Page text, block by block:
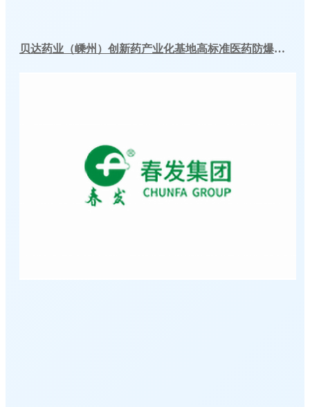
贝达药业（嵊州）创新药产业化基地高标准医药防爆冷库建造工程案例